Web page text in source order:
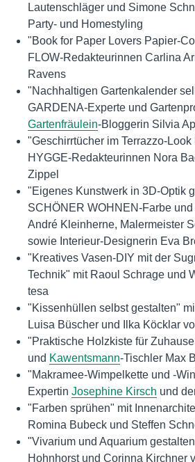
Lautenschläger und Simone
Party- und Homestyling
"Book for Paper Lovers Papier-
FLOW-Redakteurinnen Carlina
Ravens
"Nachhaltigen Gartenkalender
GARDENA-Experte und
Gartenfräulein-Bloggerin Silvia
"Geschirrtücher im Terrazzo-
HYGGE-Redakteurinnen Nora
Zippel
"Eigenes Kunstwerk in 3D-Optik
SCHÖNER WOHNEN-Farbe
André Kleinherne, Malermeister
sowie Interieur-Designerin Eva
"Kreatives Vasen-DIY mit der
Technik" mit Raoul Schrage und
tesa
"Kissenhüllen selbst gestalten"
Luisa Büscher und Ilka Köcklar
"Praktische Holzkiste für
und Kawentsmann-Tischler Max
"Makramee-Wimpelkette und -
Expertin Josephine Kirsch und
"Farben sprühen" mit
Romina Bubeck und Steffen
"Vivarium und Aquarium
Hohnhorst und Corinna Kirchner